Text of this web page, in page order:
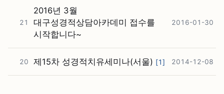
21
2016년 3월
대구성경적상담아카데미 접수를
시작합니다~
2016-01-30
20 제15차 성경적치유세미나(서울) [1] 2014-12-08